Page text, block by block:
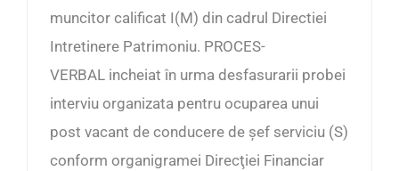
muncitor calificat I(M) din cadrul Directiei
Intretinere Patrimoniu. PROCES-
VERBAL incheiat în urma desfasurarii probei
interviu organizata pentru ocuparea unui
post vacant de conducere de șef serviciu (S)
conform organigramei Direcţiei Financiar